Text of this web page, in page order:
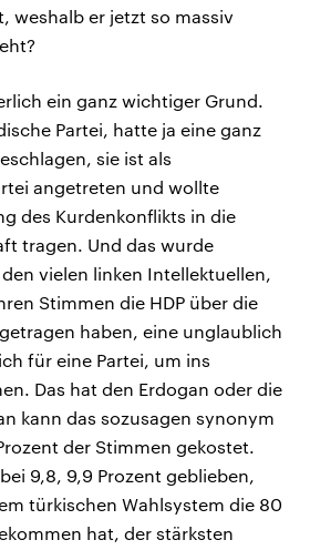
weshalb er jetzt so massiv
ein ganz wichtiger Grund.
Partei, hatte ja eine ganz
sie ist als
angetreten und wollte
des Kurdenkonflikts in die
tragen. Und das wurde
vielen linken Intellektuellen,
Stimmen die HDP über die
haben, eine unglaublich
für eine Partei, um ins
Das hat den Erdogan oder die
kann das sozusagen synonym
der Stimmen gekostet.
9,8, 9,9 Prozent geblieben,
türkischen Wahlsystem die 80
hat, der stärksten